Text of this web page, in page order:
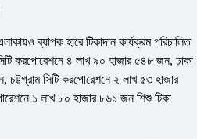
ব্যাপক হারে টিকাদান কার্যক্রম পরিচালিত
করপোরেশনে ৪ লাখ ৯০ হাজার ৫৪৮ জন, ঢাকা
সিটি করপোরেশনে ২ লাখ ৫৩ হাজার
১ লাখ ৮০ হাজার ৮৬১ জন শিশু টিকা